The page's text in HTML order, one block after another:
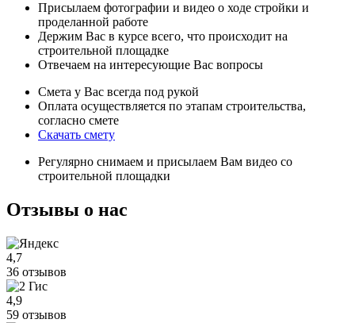
Присылаем фотографии и видео о ходе стройки и
проделанной работе
Держим Вас в курсе всего, что происходит на
строительной площадке
Отвечаем на интересующие Вас вопросы
Смета у Вас всегда под рукой
Оплата осуществляется по этапам строительства,
согласно смете
Скачать смету
Регулярно снимаем и присылаем Вам видео со
строительной площадки
Отзывы о нас
4,7
36 отзывов
4,9
59 отзывов